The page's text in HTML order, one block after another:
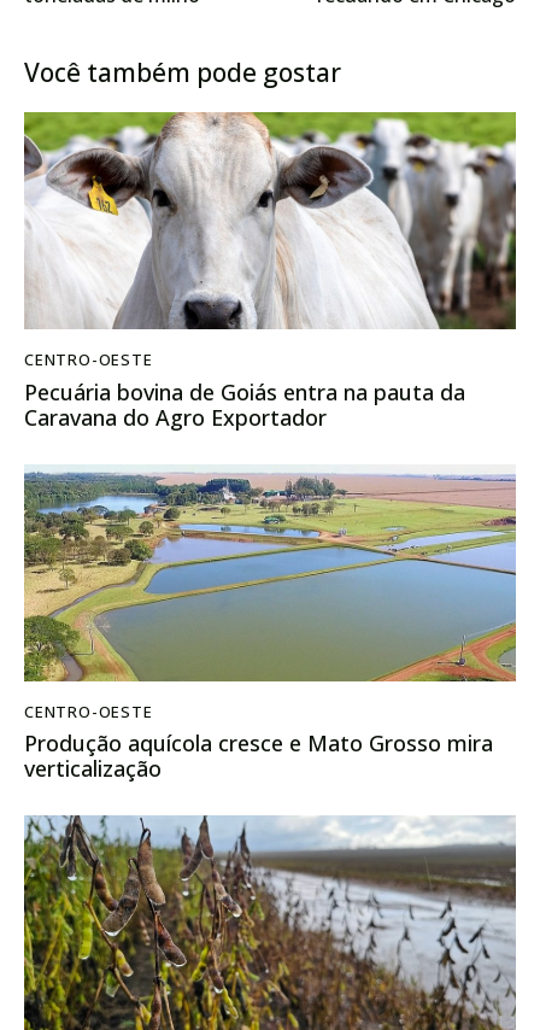
2024/2025
Você também pode gostar
CENTRO-OESTE
Pecuária bovina de Goiás entra na pauta da
Caravana do Agro Exportador
CENTRO-OESTE
Produção aquícola cresce e Mato Grosso mira
verticalização